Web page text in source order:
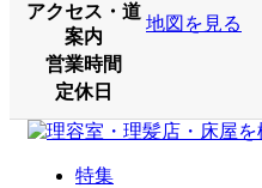
アクセス・道
案内
地図を見る
営業時間
定休日
特集